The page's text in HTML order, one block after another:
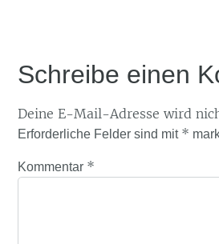
Schreibe einen
Deine E-Mail-Adresse wird
Erforderliche Felder sind mit *
Kommentar *